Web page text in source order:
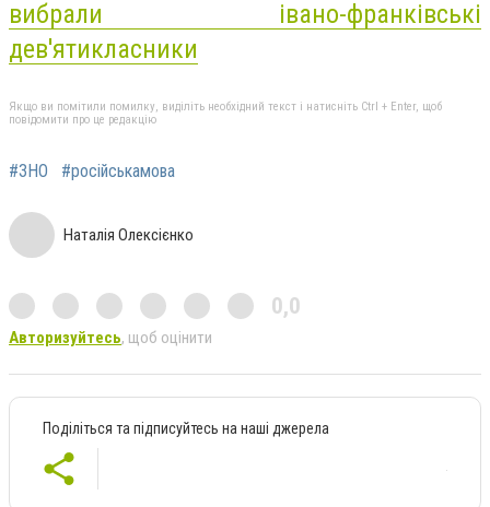
вибрали івано-франківські
дев'ятикласники
Якщо ви помітили помилку, виділіть необхідний текст і натисніть Ctrl + Enter, щоб
повідомити про це редакцію
#ЗНО #російськамова
Наталія Олексієнко
0,0
Авторизуйтесь, щоб оцінити
Поділіться та підписуйтесь на наші джерела